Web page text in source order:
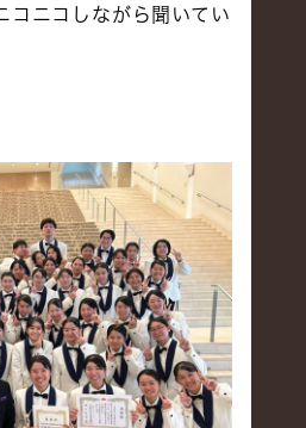
コニコしながら聞いてい